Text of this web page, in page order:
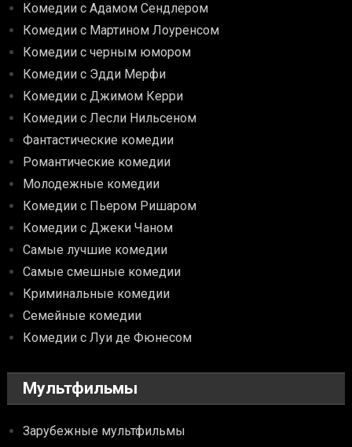
Комедии с Адамом Сендлером
Комедии с Мартином Лоуренсом
Комедии с черным юмором
Комедии с Эдди Мерфи
Комедии с Джимом Керри
Комедии с Лесли Нильсеном
Фантастические комедии
Романтические комедии
Молодежные комедии
Комедии с Пьером Ришаром
Комедии с Джеки Чаном
Самые лучшие комедии
Самые смешные комедии
Криминальные комедии
Семейные комедии
Комедии с Луи де Фюнесом
Мультфильмы
Зарубежные мультфильмы